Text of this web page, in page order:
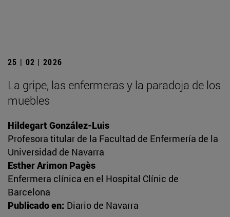
25 | 02 | 2026
La gripe, las enfermeras y la paradoja de los
muebles
Hildegart González-Luis
Profesora titular de la Facultad de Enfermería de la
Universidad de Navarra
Esther Arimon Pagès
Enfermera clínica en el Hospital Clínic de
Barcelona
Publicado en: Diario de Navarra